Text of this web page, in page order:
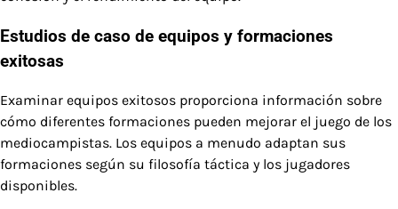
Estudios de caso de equipos y formaciones
exitosas
Examinar equipos exitosos proporciona información sobre
cómo diferentes formaciones pueden mejorar el juego de los
mediocampistas. Los equipos a menudo adaptan sus
formaciones según su filosofía táctica y los jugadores
disponibles.